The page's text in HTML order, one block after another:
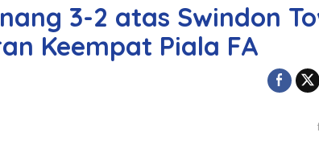
3-2 atas Swindon
Keempat Piala FA